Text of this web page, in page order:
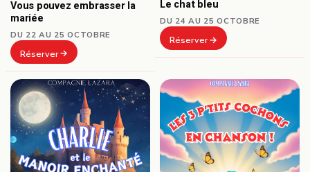
Vous pouvez embrasser la
mariée
DU 22 AU 25 OCTOBRE
Réserver
Le chat bleu
DU 24 AU 25 OCTOBRE
Réserver